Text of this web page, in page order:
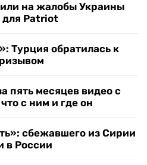
на жалобы Украины
для Patriot
Турция обратилась к
пять месяцев видео с
с ним и где он
сбежавшего из Сирии
в России